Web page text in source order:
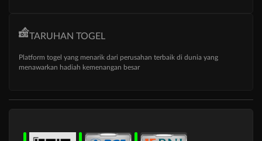
TARUHAN TOGEL
Platform togel yang menarik dari perusahan terbaik di dunia yang
menawarkan hadiah kemenangan besar